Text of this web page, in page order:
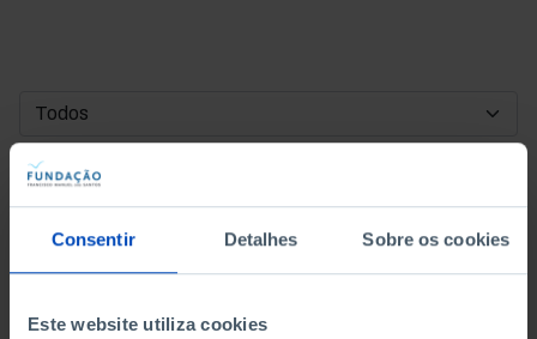
Consentir Detalhes Sobre os cookies
Este website utiliza cookies
DATA DE INÍCIO
DATA DE FIM